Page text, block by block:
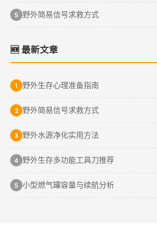
5 野外简易信号求救方式
🆕 最新文章
1 野外生存心理准备指南
2 野外简易信号求救方式
3 野外水源净化实用方法
4 野外生存多功能工具刀推荐
5 小型燃气罐容量与续航分析